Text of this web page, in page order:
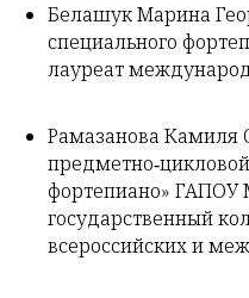
Белашук Марина
специального
лауреат
Рамазанова Камиля
фортепиано» ГАПОУ
государственный
всероссийских и